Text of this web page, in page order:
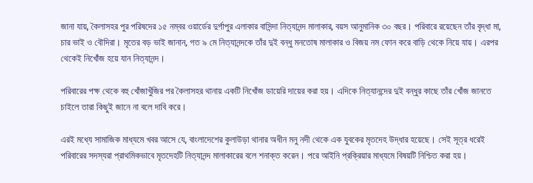
জানা যায়, কৈলাসহর পুর পরিষদের ১৫ নম্বর ওয়ার্ডের দুর্গাপুর এলাকার বাসিন্দা নিত্যানন্দ মালাকার, বয়স আনুমানিক ৩০ বছর। পরিবারে রয়েছেন তাঁর বৃদ্ধা মা,
চার ভাই ও বৌদিরা। মৃতের বড় ভাই জানান, গত ৯ মে নিত্যানন্দকে তাঁর দুই বন্ধু মনতোষ মালাকার ও বিজয় নম ফোন করে বাড়ি থেকে নিয়ে যায়। এরপর
থেকেই নিখোঁজ হয়ে যান নিত্যানন্দ।
পরিবারের পক্ষ থেকে বহু খোঁজাখুঁজির পর কৈলাসহর থানায় একটি নিখোঁজ ডায়েরি দায়ের করা হয়। এদিকে নিত্যানন্দের দুই বন্ধুর কাছে তাঁর খোঁজ জানতে
চাইলে তারা কিছুই জানে না বলে দাবি করে।
এরই মধ্যে সামাজিক মাধ্যমে খবর আসে যে, বাংলাদেশের কুলাউড়া থানার অধীন মনু নদী থেকে এক যুবকের মৃতদেহ উদ্ধার হয়েছে। সেই সূত্র ধরেই
পরিবারের সদস্যরা প্রাথমিকভাবে মৃতদেহটি নিত্যানন্দ মালাকারের বলে শনাক্ত করেন। পরে আইনি প্রক্রিয়ার মাধ্যমে বিষয়টি নিশ্চিত করা হয়।